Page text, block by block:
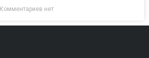
Комментариев нет